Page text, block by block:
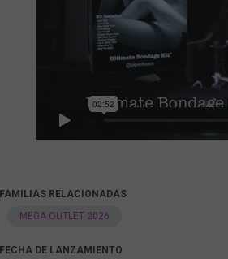
FAMILIAS RELACIONADAS
MEGA OUTLET 2026
FECHA DE LANZAMIENTO